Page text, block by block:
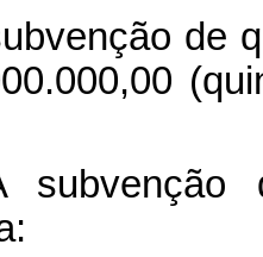
de